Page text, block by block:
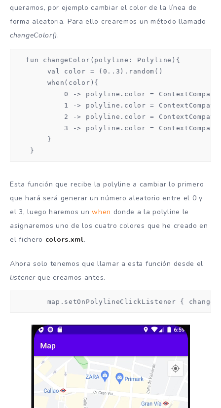
queramos, por ejemplo cambiar el color de la línea de
forma aleatoria. Para ello crearemos un método llamado
changeColor().
   fun changeColor(polyline: Polyline){
        val color = (0..3).random()
        when(color){
0 -> polyline.color =
1 -> polyline.color =
2 -> polyline.color =
3 -> polyline.color =
        }
    }
Esta función que recibe la polyline a cambiar lo primero
que hará será generar un número aleatorio entre el 0 y
el 3, luego haremos unwhen donde a la polyline le
asignaremos uno de los cuatro colores que he creado en
el fichero colors.xml.
Ahora solo tenemos que llamar a esta función desde el
listener que creamos antes.
map.setOnPolylineClickListener {